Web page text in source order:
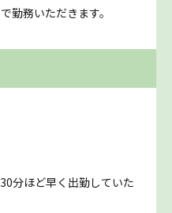
勤務いただきます。
分ほど早く出勤していた